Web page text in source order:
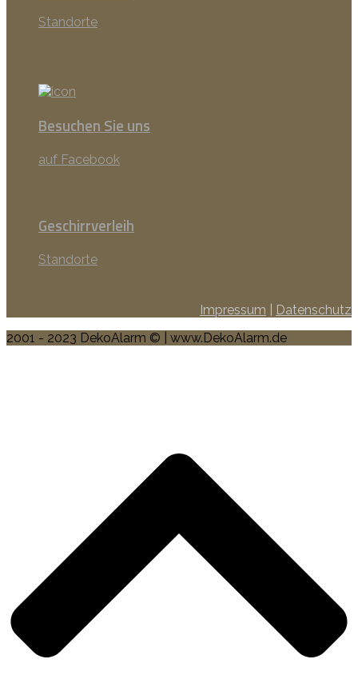
Standorte
Besuchen Sie uns
auf Facebook
Geschirrverleih
Standorte
Impressum
Datenschutz
2001 - 2023 DekoAlarm © | www.DekoAlarm.de